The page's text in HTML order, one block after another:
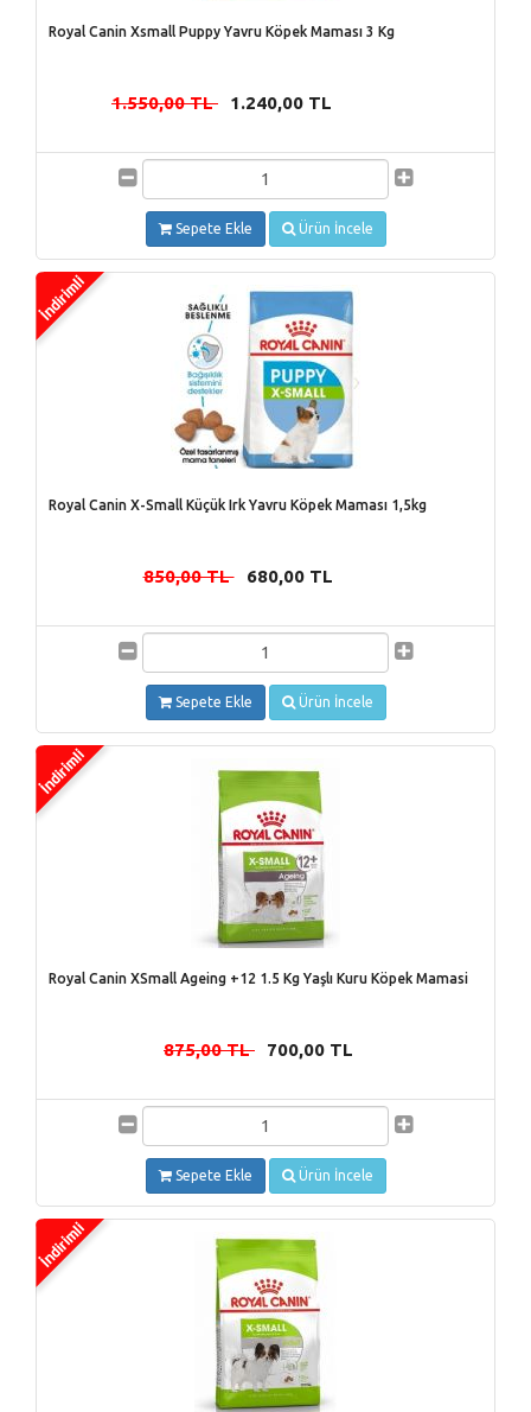
Royal Canin Xsmall Puppy Yavru Köpek Maması 3 Kg
1.550,00 TL 1.240,00 TL
Sepete Ekle Ürün İncele
Royal Canin X-Small Küçük Irk Yavru Köpek Maması 1,5kg
850,00 TL- 680,00 TL
Sepete Ekle Ürün İncele
Royal Canin XSmall Ageing +12 1.5 Kg Yaşlı Kuru Köpek Mamasi
875,00 TL 700,00 TL
Sepete Ekle Ürün İncele